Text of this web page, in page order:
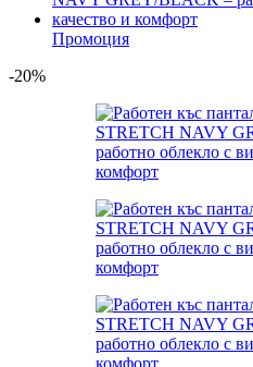
Промоция
-20%